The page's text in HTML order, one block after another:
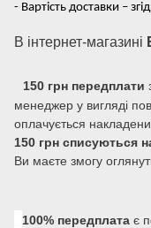
- Вартість доставки –
В інтернет-магазині
150 грн передплати
менеджер у вигляді
оплачується
150 грн списуються
Ви маєте змогу
100% передплата є